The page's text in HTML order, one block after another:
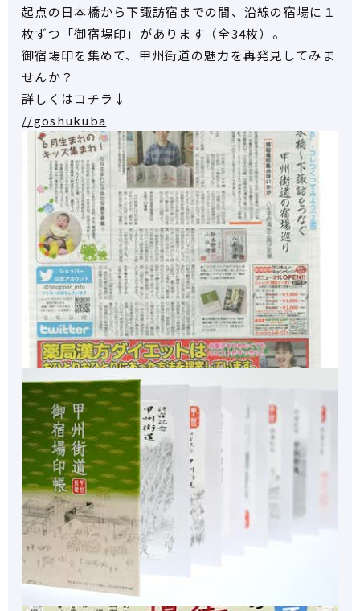
起点の日本橋から下諏訪宿までの間、沿線の宿場に１
枚ずつ「御宿場印」があります（全34枚）。
御宿場印を集めて、甲州街道の魅力を再発見してみま
せんか？
詳しくはコチラ↓
//goshukuba